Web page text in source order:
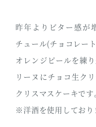
昨年よりビター感が
チュール(チョコレー
オレンジピールを練
リーヌにチョコ生ク
クリスマスケーキです
※洋酒を使用しており